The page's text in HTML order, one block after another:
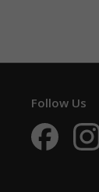
Follow Us